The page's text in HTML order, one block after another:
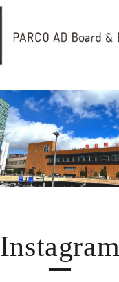
Instagram